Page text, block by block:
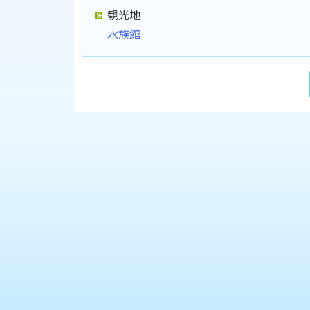
観光地
水族館